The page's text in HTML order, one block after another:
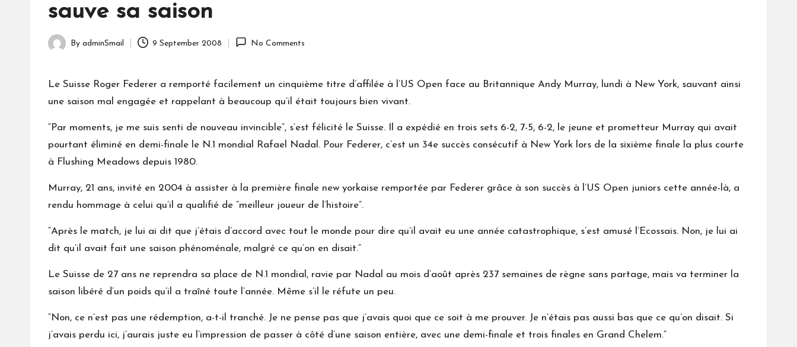
sauve sa saison
Posted
By adminSmail 9 September 2008 No Comments
Le Suisse Roger Federer a remporté facilement un cinquième titre d’affilée à l’US Open face au Britannique Andy Murray, lundi à New York, sauvant ainsi
une saison mal engagée et rappelant à beaucoup qu’il était toujours bien vivant.
“Par moments, je me suis senti de nouveau invincible”, s’est félicité le Suisse. Il a expédié en trois sets 6-2, 7-5, 6-2, le jeune et prometteur Murray qui avait
pourtant éliminé en demi-finale le N.1 mondial Rafael Nadal. Pour Federer, c’est un 34e succès consécutif à New York lors de la sixième finale la plus courte
à Flushing Meadows depuis 1980.
Murray, 21 ans, invité en 2004 à assister à la première finale new yorkaise remportée par Federer grâce à son succès à l’US Open juniors cette année-là, a
rendu hommage à celui qu’il a qualifié de “meilleur joueur de l’histoire”.
“Après le match, je lui ai dit que j’étais d’accord avec tout le monde pour dire qu’il avait eu une année catastrophique, s’est amusé l’Ecossais. Non, je lui ai
dit qu’il avait fait une saison phénoménale, malgré ce qu’on en disait.”
Le Suisse de 27 ans ne reprendra sa place de N.1 mondial, ravie par Nadal au mois d’août après 237 semaines de règne sans partage, mais va terminer la
saison libéré d’un poids qu’il a traîné toute l’année. Même s’il le réfute un peu.
“Non, ce n’est pas une rédemption, a-t-il tranché. Je ne pense pas que j’avais quoi que ce soit à me prouver. Je n’étais pas aussi bas que ce qu’on disait. Si
j’avais perdu ici, j’aurais juste eu l’impression de passer à côté d’une saison entière, avec une demi-finale et trois finales en Grand Chelem.”